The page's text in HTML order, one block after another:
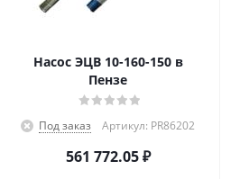
Насос ЭЦВ 10-160-150 в
Пензе
Под заказ Артикул: PR86202
561 772.05₽